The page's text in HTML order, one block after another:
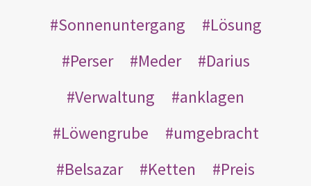
Sonnenuntergang
Lösung
Perser
Meder
Darius
Verwaltung
anklagen
Löwengrube
umgebracht
Belsazar
Ketten
Preis